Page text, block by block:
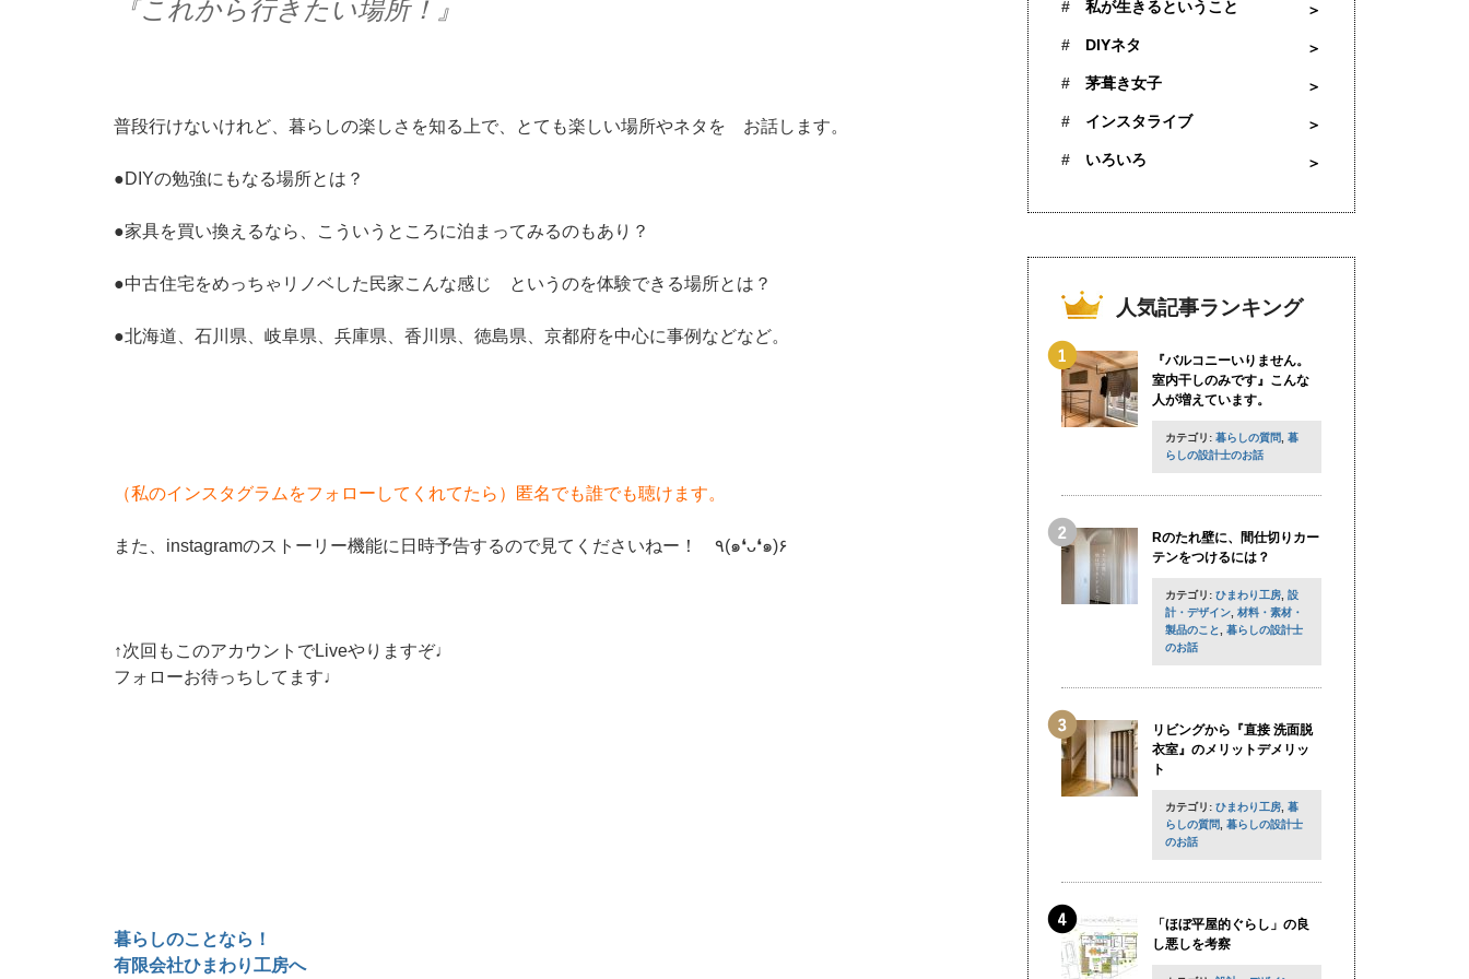
『これから行きたい場所！』
普段行けないけれど、暮らしの楽しさを知る上で、とても楽しい場所やネタを お話します。
●DIYの勉強にもなる場所とは？
●家具を買い換えるなら、こういうところに泊まってみるのもあり？
●中古住宅をめっちゃリノベした民家こんな感じ というのを体験できる場所とは？
●北海道、石川県、岐阜県、兵庫県、香川県、徳島県、京都府を中心に事例などなど。
（私のインスタグラムをフォローしてくれてたら）匿名でも誰でも聴けます。
また、instagramのストーリー機能に日時予告するので見てくださいねー！ ٩(๑❛ᴗ❛๑)۶
↑次回もこのアカウントでLiveやりますぞ♩
フォローお待っちしてます♩
暮らしのことなら！
有限会社ひまわり工房へ
私が生きるということ
DIYネタ
茅葺き女子
インスタライブ
いろいろ
人気記事ランキング
『バルコニーいりません。
室内干しのみです』こんな
人が増えています。
カテゴリ: 暮らしの質問
暮
らしの設計士のお話
Rのたれ壁に、間仕切りカー
テンをつけるには？
カテゴリ: ひまわり工房 設
計・デザイン 材料・素材・
製品のこと
暮らしの設計士
のお話
リビングから『直接 洗面脱
衣室』のメリットデメリッ
ト
カテゴリ: ひまわり工房 暮
らしの質問
暮らしの設計士
のお話
「ほぼ平屋的ぐらし」の良
し悪しを考察